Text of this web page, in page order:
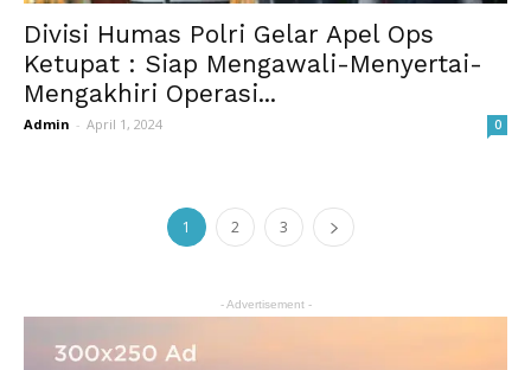
Divisi Humas Polri Gelar Apel Ops
Ketupat : Siap Mengawali-Menyertai-
Mengakhiri Operasi...
Admin - April 1, 2024 0
1 2 3
- Advertisement -